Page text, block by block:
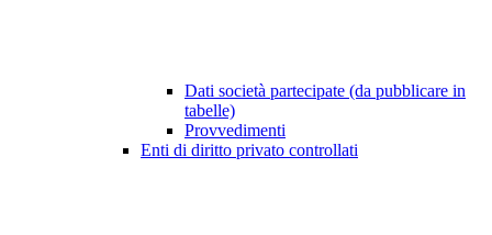
Dati società partecipate (da pubblicare in
tabelle)
Provvedimenti
Enti di diritto privato controllati